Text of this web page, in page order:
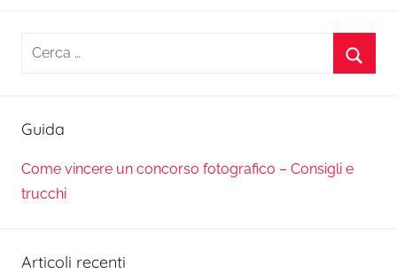
Ricerca
Guida
Come vincere un concorso fotografico – Consigli e
trucchi
Articoli recenti